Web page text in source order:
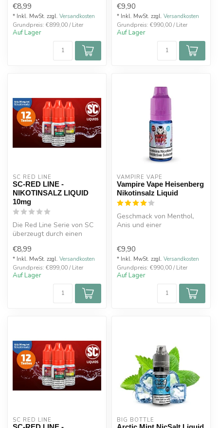
wodurch d...
€8,99
* Inkl. MwSt. zzgl. Versandkosten
Grundpreis: €899,00 / Liter
Auf Lager
€9,90
* Inkl. MwSt. zzgl. Versandkosten
Grundpreis: €990,00 / Liter
Auf Lager
SC RED LINE
SC-RED LINE -
NIKOTINSALZ LIQUID
10mg
Die Red Line Serie von SC
überzeugt durch einen
wodurch d...
€8,99
* Inkl. MwSt. zzgl. Versandkosten
Grundpreis: €899,00 / Liter
Auf Lager
VAMPIRE VAPE
Vampire Vape Heisenberg
Nikotinsalz Liquid
Geschmack von Menthol,
Anis und einer
€9,90
* Inkl. MwSt. zzgl. Versandkosten
Grundpreis: €990,00 / Liter
Auf Lager
SC RED LINE BIG BOTTLE